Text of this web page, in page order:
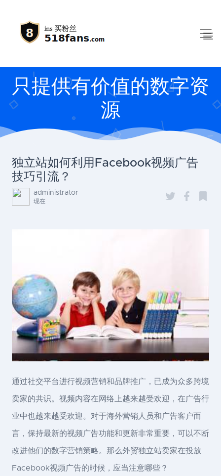
只提供有价值的数字资
源
独立站如何利用Facebook视频广告
技巧引流？
administrator
现在
通过社交平台进行视频营销和品牌推广，已成为众多跨境
卖家的共识。视频内容在网络上越来越受欢迎，在广告行
业中也越来越受欢迎。对于海外营销人员和广告客户而
言，保持最新的视频广告功能和更新非常重要，可以不断
改进他们的数字营销策略。那么外贸独立站卖家在投放
Facebook视频广告的时候，应当注意哪些？